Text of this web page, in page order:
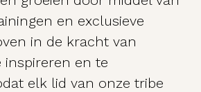
en exclusieve
in de kracht van
en te
elk lid van onze tribe